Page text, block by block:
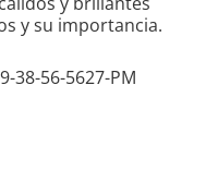
y su importancia.